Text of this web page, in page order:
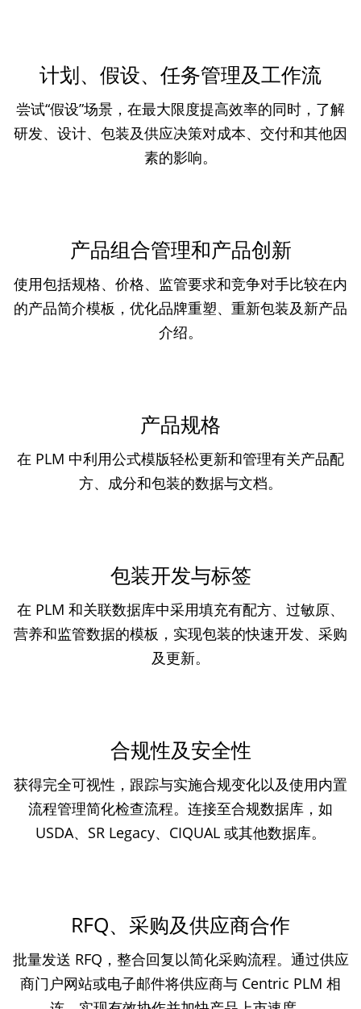
计划、假设、任务管理及工作流
尝试“假设”场景，在最大限度提高效率的同时，了解
研发、设计、包装及供应决策对成本、交付和其他因
素的影响。
产品组合管理和产品创新
使用包括规格、价格、监管要求和竞争对手比较在内
的产品简介模板，优化品牌重塑、重新包装及新产品
介绍。
产品规格
在 PLM 中利用公式模版轻松更新和管理有关产品配
方、成分和包装的数据与文档。
包装开发与标签
在 PLM 和关联数据库中采用填充有配方、过敏原、
营养和监管数据的模板，实现包装的快速开发、采购
及更新。
合规性及安全性
获得完全可视性，跟踪与实施合规变化以及使用内置
流程管理简化检查流程。连接至合规数据库，如
USDA、SR Legacy、CIQUAL 或其他数据库。
RFQ、采购及供应商合作
批量发送 RFQ，整合回复以简化采购流程。通过供应
商门户网站或电子邮件将供应商与 Centric PLM 相